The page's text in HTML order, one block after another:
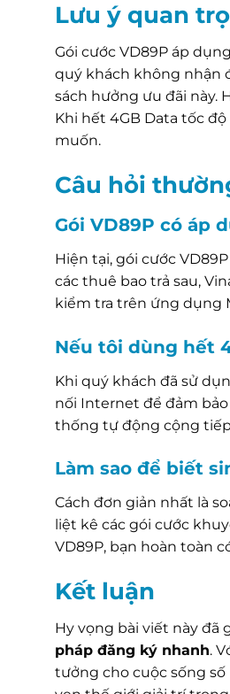
Lưu ý quan
Gói cước VD89P áp
quý khách không nhận
sách hưởng ưu đãi này.
Khi hết 4GB Data tốc
muốn.
Câu hỏi
Gói VD89P có áp
Hiện tại, gói cước
các thuê bao trả sau,
kiểm tra trên ứng dụng
Nếu tôi dùng hết
Khi quý khách đã sử
nối Internet để đảm
thống tự động cộng
Làm sao để biết
Cách đơn giản nhất là
liệt kê các gói cước
VD89P, bạn hoàn toàn
Kết luận
Hy vọng bài viết này đã
pháp đăng ký nhanh.
tưởng cho cuộc sống